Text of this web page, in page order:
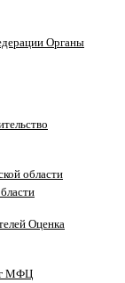
Органы
Оценка
МФЦ